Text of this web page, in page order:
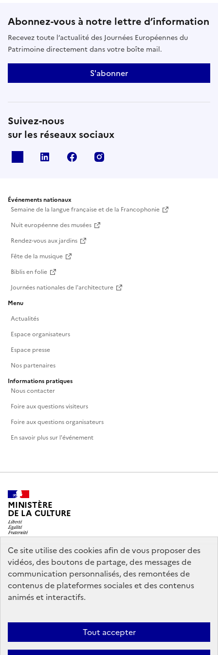
Ce site utilise des cookies afin de vous proposer des
vidéos, des boutons de partage, des messages de
communication personnalisés, des remontées de
contenus de plateformes sociales et des contenus
animés et interactifs.
Tout accepter
troisième intervention significative est réalisée par
été réalisée en 1982 par les Ets Benoist et Sarélot a
permis de réorienter l’instrument vers le style
français classique.
Abonnez-vous à notre lettre d’information
Recevez toute l’actualité des Journées Européennes du
Patrimoine directement dans votre boîte mail.
S'abonner
Suivez-nous
sur les réseaux sociaux
Linkedin Facebook
Événements nationaux
Semaine de la langue française et de la Francophonie
Nuit européenne des musées
Rendez-vous aux jardins
Fête de la musique
Biblis en folie
Journées nationales de l'architecture
Menu
Actualités
Espace organisateurs
Espace presse
Nos partenaires
Informations pratiques
Nous contacter
Foire aux questions visiteurs
Foire aux questions organisateurs
En savoir plus sur l'événement
MINISTÈRE
DE LA CULTURE
legifrance.gouv.fr
info.gouv.fr
service-public.gouv.fr
data.gouv.fr
Mentions légales
conforme
Politique d’utilisation des témoins de connexion